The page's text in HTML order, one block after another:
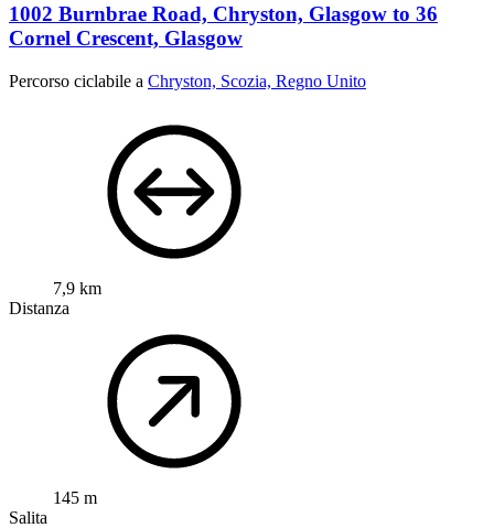
1002 Burnbrae Road, Chryston, Glasgow to 36
Cornel Crescent, Glasgow
Percorso ciclabile a Chryston, Scozia, Regno Unito
7,9 km
Distanza
145 m
Salita